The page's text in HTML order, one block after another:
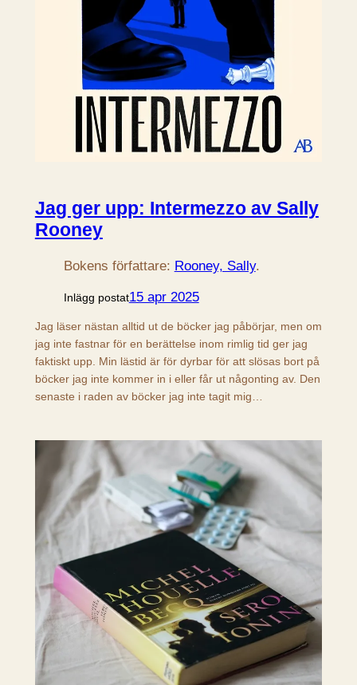
Jag ger upp: Intermezzo av Sally
Rooney
Bokens författare: Rooney, Sally.
Inlägg postat15 apr 2025
Jag läser nästan alltid ut de böcker jag påbörjar, men om
jag inte fastnar för en berättelse inom rimlig tid ger jag
faktiskt upp. Min lästid är för dyrbar för att slösas bort på
böcker jag inte kommer in i eller får ut någonting av. Den
senaste i raden av böcker jag inte tagit mig…